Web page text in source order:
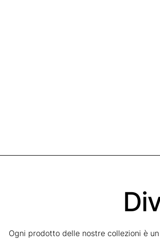
Ogni prodotto delle nostre collezioni è